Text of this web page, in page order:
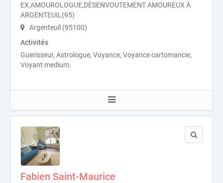
EX,AMOUROLOGUE,DÉSENVOUTEMENT AMOUREUX À
ARGENTEUIL(95)
Argenteuil (95100)
Activités
Guerisseur, Astrologue, Voyance, Voyance cartomancie,
Voyant medium.
Fabien Saint-Maurice